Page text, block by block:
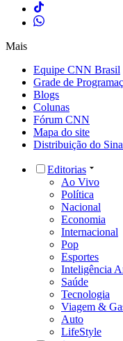
Mais
Equipe CNN Brasil
Grade de
Blogs
Colunas
Fórum CNN
Mapa do site
Distribuição do
Editorias
Ao Vivo
Política
Nacional
Economia
Internacional
Pop
Esportes
Inteligência
Saúde
Tecnologia
Viagem &
Auto
LifeStyle